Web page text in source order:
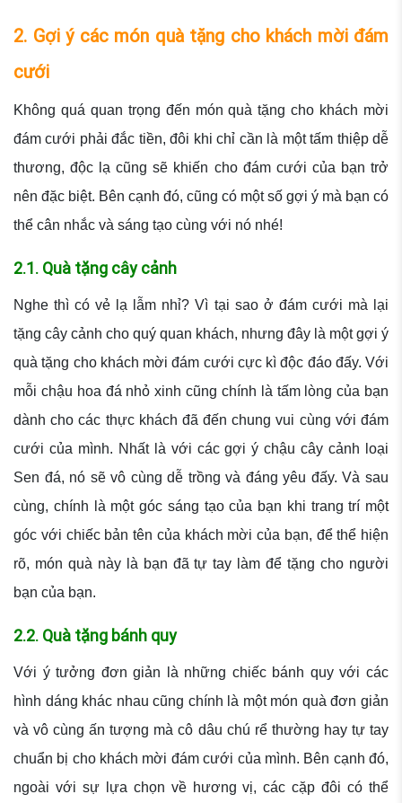
2. Gợi ý các món quà tặng cho khách mời đám
cưới
Không quá quan trọng đến món quà tặng cho khách mời
đám cưới phải đắc tiền, đôi khi chỉ cần là một tấm thiệp dễ
thương, độc lạ cũng sẽ khiến cho đám cưới của bạn trở
nên đặc biệt. Bên cạnh đó, cũng có một số gợi ý mà bạn có
thể cân nhắc và sáng tạo cùng với nó nhé!
2.1. Quà tặng cây cảnh
Nghe thì có vẻ lạ lẫm nhỉ? Vì tại sao ở đám cưới mà lại
tặng cây cảnh cho quý quan khách, nhưng đây là một gợi ý
quà tặng cho khách mời đám cưới cực kì độc đáo đấy. Với
mỗi chậu hoa đá nhỏ xinh cũng chính là tấm lòng của bạn
dành cho các thực khách đã đến chung vui cùng với đám
cưới của mình. Nhất là với các gợi ý chậu cây cảnh loại
Sen đá, nó sẽ vô cùng dễ trồng và đáng yêu đấy. Và sau
cùng, chính là một góc sáng tạo của bạn khi trang trí một
góc với chiếc bản tên của khách mời của bạn, để thể hiện
rõ, món quà này là bạn đã tự tay làm để tặng cho người
bạn của bạn.
2.2. Quà tặng bánh quy
Với ý tưởng đơn giản là những chiếc bánh quy với các
hình dáng khác nhau cũng chính là một món quà đơn giản
và vô cùng ấn tượng mà cô dâu chú rể thường hay tự tay
chuẩn bị cho khách mời đám cưới của mình. Bên cạnh đó,
ngoài với sự lựa chọn về hương vị, các cặp đôi có thể